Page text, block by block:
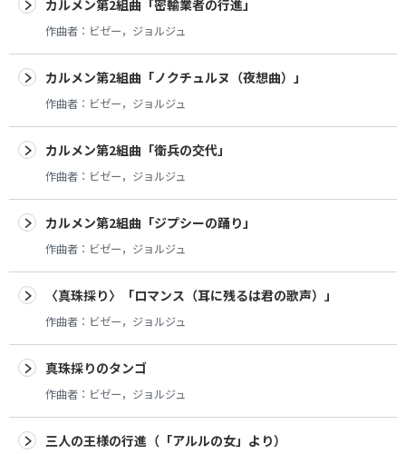
カルメン第2組曲「密輸業者の行進」
作曲者： ビゼー，ジョルジュ
カルメン第2組曲「ノクチュルヌ（夜想曲）」
作曲者： ビゼー，ジョルジュ
カルメン第2組曲「衛兵の交代」
作曲者： ビゼー，ジョルジュ
カルメン第2組曲「ジプシーの踊り」
作曲者： ビゼー，ジョルジュ
〈真珠採り〉「ロマンス（耳に残るは君の歌声）」
作曲者： ビゼー，ジョルジュ
真珠採りのタンゴ
作曲者： ビゼー，ジョルジュ
三人の王様の行進（「アルルの女」より）